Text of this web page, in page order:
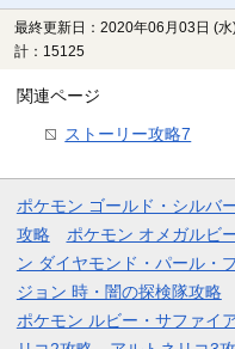
最終更新日：2020年06月03日 (
計：15125
関連ページ
ストーリー攻略7
ポケモン ゴールド・シルバ
攻略
ポケモン オメガルビ
ン ダイヤモンド・パール・
ジョン 時・闇の探検隊攻略
ポケモン ルビー・サファイ